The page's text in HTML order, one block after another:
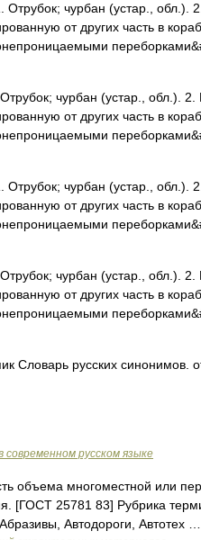
чурбан (устар., обл.).
от других часть в
чурбан (устар., обл.).
от других часть в
чурбан (устар., обл.).
от других часть в
чурбан (устар., обл.).
от других часть в
Словарь русских синонимов.
русском языке
объема многоместной или
[ГОСТ 25781 83] Рубрика
Автодороги, Автотех …